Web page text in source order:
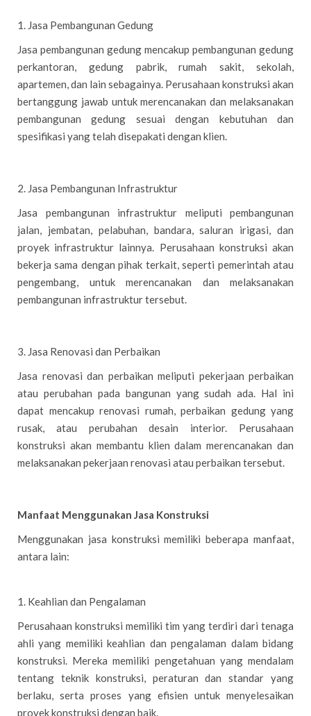
1. Jasa Pembangunan Gedung
Jasa pembangunan gedung mencakup pembangunan gedung
perkantoran, gedung pabrik, rumah sakit, sekolah,
apartemen, dan lain sebagainya. Perusahaan konstruksi akan
bertanggung jawab untuk merencanakan dan melaksanakan
pembangunan gedung sesuai dengan kebutuhan dan
spesifikasi yang telah disepakati dengan klien.
2. Jasa Pembangunan Infrastruktur
Jasa pembangunan infrastruktur meliputi pembangunan
jalan, jembatan, pelabuhan, bandara, saluran irigasi, dan
proyek infrastruktur lainnya. Perusahaan konstruksi akan
bekerja sama dengan pihak terkait, seperti pemerintah atau
pengembang, untuk merencanakan dan melaksanakan
pembangunan infrastruktur tersebut.
3. Jasa Renovasi dan Perbaikan
Jasa renovasi dan perbaikan meliputi pekerjaan perbaikan
atau perubahan pada bangunan yang sudah ada. Hal ini
dapat mencakup renovasi rumah, perbaikan gedung yang
rusak, atau perubahan desain interior. Perusahaan
konstruksi akan membantu klien dalam merencanakan dan
melaksanakan pekerjaan renovasi atau perbaikan tersebut.
Manfaat Menggunakan Jasa Konstruksi
Menggunakan jasa konstruksi memiliki beberapa manfaat,
antara lain:
1. Keahlian dan Pengalaman
Perusahaan konstruksi memiliki tim yang terdiri dari tenaga
ahli yang memiliki keahlian dan pengalaman dalam bidang
konstruksi. Mereka memiliki pengetahuan yang mendalam
tentang teknik konstruksi, peraturan dan standar yang
berlaku, serta proses yang efisien untuk menyelesaikan
proyek konstruksi dengan baik.